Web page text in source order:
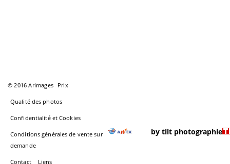
© 2016 Arimages Prix
Qualité des photos
Confidentialité et Cookies
Conditions générales de vente sur
demande
Contact Liens
by tilt photographie